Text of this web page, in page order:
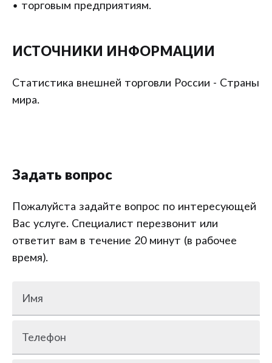
• торговым предприятиям.
ИСТОЧНИКИ ИНФОРМАЦИИ
Статистика внешней торговли России - Страны
мира.
Задать вопрос
Пожалуйста задайте вопрос по интересующей
Вас услуге. Специалист перезвонит или
ответит вам в течение 20 минут (в рабочее
время).
Имя
Телефон